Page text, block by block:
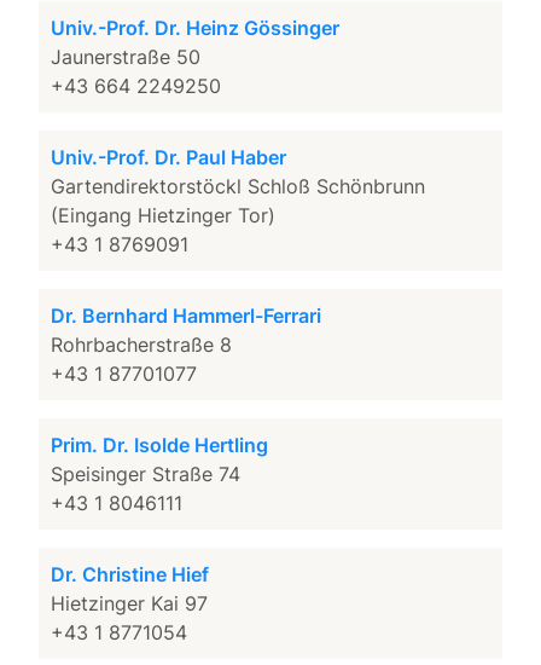
Univ.-Prof. Dr. Heinz Gössinger
Jaunerstraße 50
+43 664 2249250
Univ.-Prof. Dr. Paul Haber
Gartendirektorstöckl Schloß Schönbrunn
(Eingang Hietzinger Tor)
+43 1 8769091
Dr. Bernhard Hammerl-Ferrari
Rohrbacherstraße 8
+43 1 87701077
Prim. Dr. Isolde Hertling
Speisinger Straße 74
+43 1 8046111
Dr. Christine Hief
Hietzinger Kai 97
+43 1 8771054